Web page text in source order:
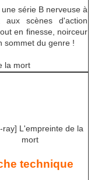
série B nerveuse à
aux scènes d'action
en finesse, noirceur
sommet du genre !
technique